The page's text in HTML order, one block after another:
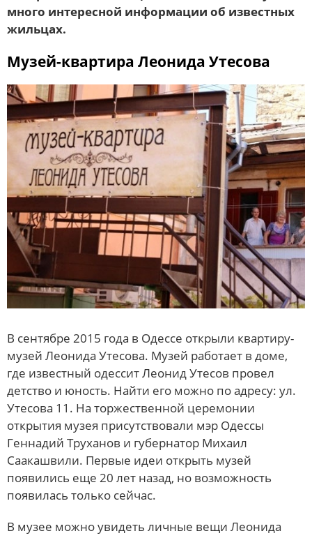
много интересной информации об известных
жильцах.
Музей-квартира Леонида Утесова
В сентябре 2015 года в Одессе открыли квартиру-
музей Леонида Утесова. Музей работает в доме,
где известный одессит Леонид Утесов провел
детство и юность. Найти его можно по адресу: ул.
Утесова 11. На торжественной церемонии
открытия музея присутствовали мэр Одессы
Геннадий Труханов и губернатор Михаил
Саакашвили. Первые идеи открыть музей
появились еще 20 лет назад, но возможность
появилась только сейчас.
В музее можно увидеть личные вещи Леонида